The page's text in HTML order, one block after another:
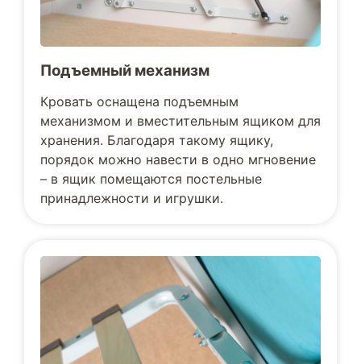
Подъемный механизм
Кровать оснащена подъемным
механизмом и вместительным ящиком для
хранения. Благодаря такому ящику,
порядок можно навести в одно мгновение
– в ящик помещаются постельные
принадлежности и игрушки.